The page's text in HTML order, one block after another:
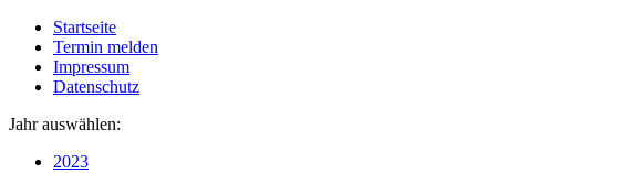
Startseite
Termin melden
Impressum
Datenschutz
Jahr auswählen:
2023